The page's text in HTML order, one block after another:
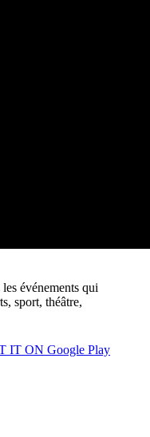
événements qui
sport, théâtre,
IT ON Google Play